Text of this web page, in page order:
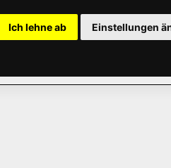
Ich lehne ab Einstellungen